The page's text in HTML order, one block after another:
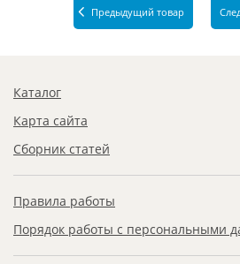
Предыдущий товар
Каталог
Карта сайта
Сборник статей
Правила работы
Порядок работы с персональными